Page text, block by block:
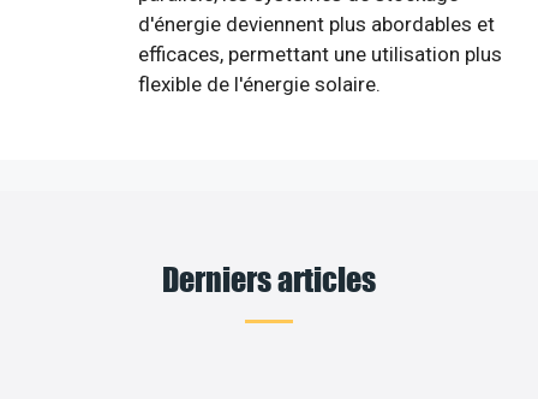
d'énergie deviennent plus abordables et
efficaces, permettant une utilisation plus
flexible de l'énergie solaire.
Derniers articles